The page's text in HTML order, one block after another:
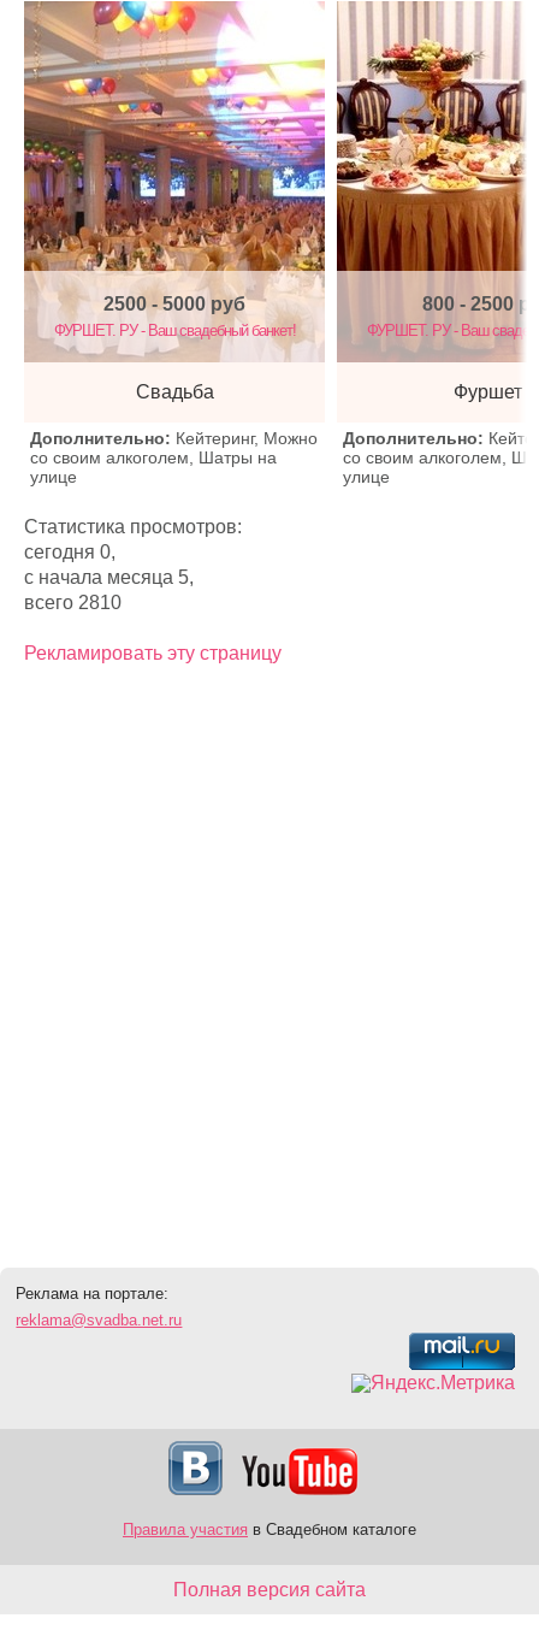
Свадьба
2500 - 5000 руб
ФУРШЕТ. РУ - Ваш свадебный банкет!
Дополнительно: Кейтеринг, Можно
со своим алкоголем, Шатры на
улице
Фуршет
800 - 2500
ФУРШЕТ. РУ - Ваш
Дополнительно:
со своим алкоголем,
улице
Статистика просмотров:
сегодня 0,
с начала месяца 5,
всего 2810
Рекламировать эту страницу
Реклама на портале:
reklama@svadba.net.ru
Правила участия в Свадебном каталоге
Полная версия сайта